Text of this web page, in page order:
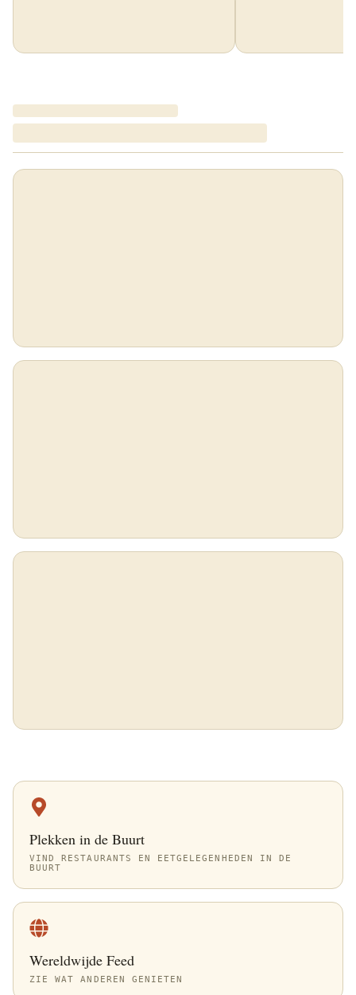
Plekken in de Buurt
VIND RESTAURANTS EN EETGELEGENHEDEN IN DE
BUURT
Wereldwijde Feed
ZIE WAT ANDEREN GENIETEN